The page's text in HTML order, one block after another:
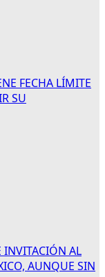
FECHA LÍMITE
SU
AL
AUNQUE SIN